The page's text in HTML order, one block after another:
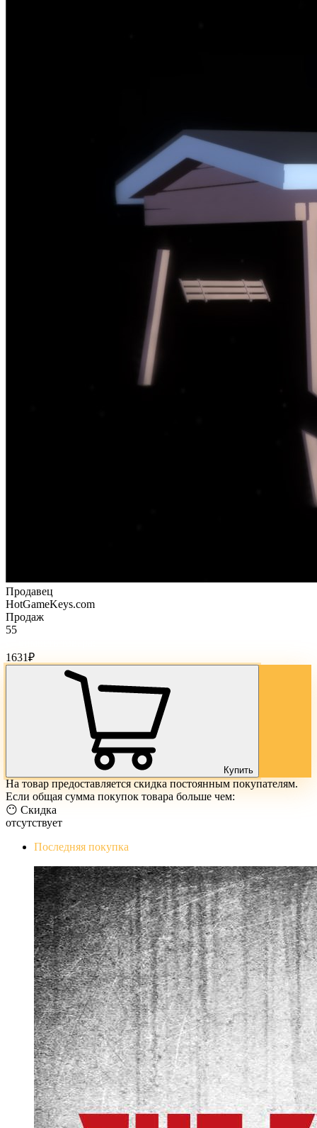
Продавец
HotGameKeys.com
Продаж
55
1631₽
Купить
На товар предоставляется скидка постоянным покупателям.
Если общая сумма покупок товара больше чем:
😶 Скидка
отсутствует
Последняя покупка